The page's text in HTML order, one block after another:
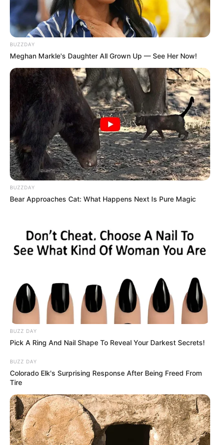
BUZZDAY
Meghan Markle's Daughter All Grown Up — See Her Now!
BUZZDAY
Bear Approaches Cat: What Happens Next Is Pure Magic
BUZZ DAY
Pick A Ring And Nail Shape To Reveal Your Darkest Secrets!
BUZZ DAY
Colorado Elk's Surprising Response After Being Freed From
Tire